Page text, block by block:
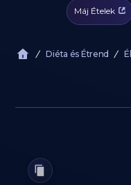
Máj Ételek
Diéta és Étrend